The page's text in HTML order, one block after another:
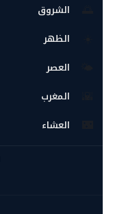
الشروق
الظهر
العصر
المغرب
العشاء